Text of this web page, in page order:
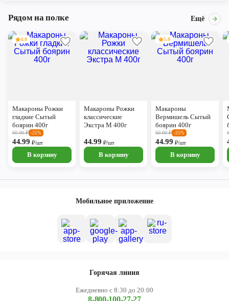
Рядом на полке Ещё
4.8
Макароны Рожки
гладкие Сытый
боярин 400г
60.00₽ -25%
44.99₽/шт
В корзину
Макароны Рожки
классические
Экстра М 400г
44.99₽/шт
В корзину
5.0
Макароны
Вермишель Сытый
боярин 400г
60.00₽ -25%
44.99₽/шт
В корзину
Мобильное приложение
Горячая линия
Ежедневно с 8:30 до 20:00
8-800-100-27-27